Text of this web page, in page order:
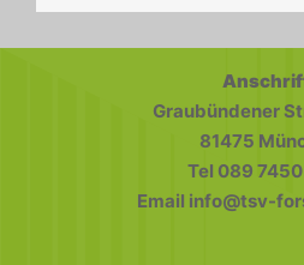
Graubündener
81475
Tel 089
Email info@tsv-